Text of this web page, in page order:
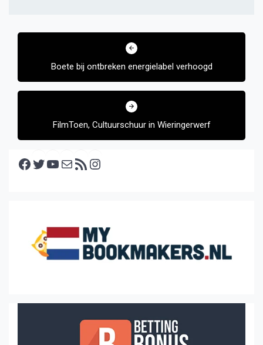
Bericht
Boete bij ontbreken energielabel verhoogd
FilmToen, Cultuurschuur in Wieringerwerf
Facebook Twitter YouTube E-mail RSS feed